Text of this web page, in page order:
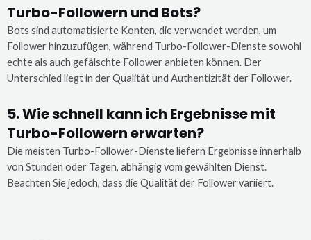
Turbo-Followern und Bots?
Bots sind automatisierte Konten, die verwendet werden, um
Follower hinzuzufügen, während Turbo-Follower-Dienste sowohl
echte als auch gefälschte Follower anbieten können. Der
Unterschied liegt in der Qualität und Authentizität der Follower.
5. Wie schnell kann ich Ergebnisse mit
Turbo-Followern erwarten?
Die meisten Turbo-Follower-Dienste liefern Ergebnisse innerhalb
von Stunden oder Tagen, abhängig vom gewählten Dienst.
Beachten Sie jedoch, dass die Qualität der Follower variiert.